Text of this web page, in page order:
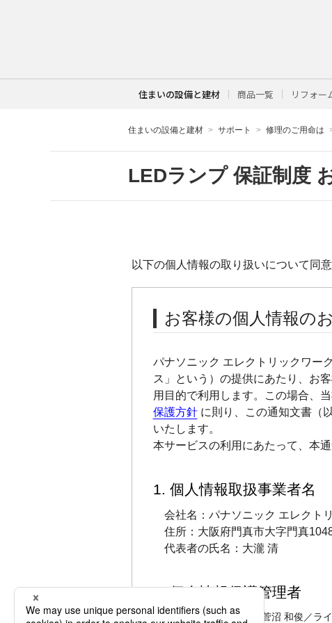
住まいの設備と建材 商品一覧 リフォー
住まいの設備と建材 サポート 修理のご用命は
LEDランプ 保証制度
以下の個人情報の取り扱いについて同
お客様の個人情報の
パナソニック エレクトリックワー
ス」という）の提供にあたり、お
用目的で利用します。この場合、
保護方針に則り、この通知文書（
いたします。
本サービスの利用にあたって、本
1. 個人情報取扱事業者名
会社名：パナソニック エレクト
住所：大阪府門真市大字門真
代表者の氏名：大瀧 清
2. 個人情報保護管理者
個人情報総括責任者：菅沼 和俊／ラ